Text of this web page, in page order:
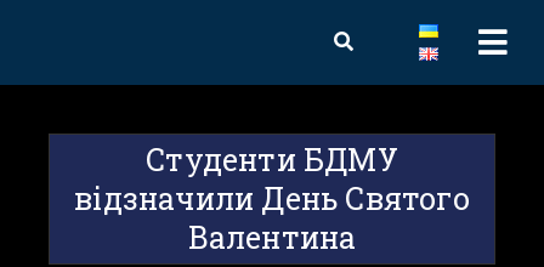
Студенти БДМУ
відзначили День Святого
Валентина